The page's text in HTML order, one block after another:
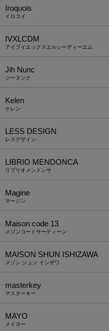
Iroquois
イロコイ
IVXLCDM
アイブイエックスエルシーディーエム
Jih Nunc
ジーヌンク
Kelen
ケレン
LESS DESIGN
レスデザイン
LIBRIO MENDONCA
リブリオメンドンサ
Magine
マージン
Maison code 13
メゾンコードサーティーン
MAISON SHUN ISHIZAWA
メゾン シュン イシザワ
masterkey
マスターキー
MAYO
メイヨー